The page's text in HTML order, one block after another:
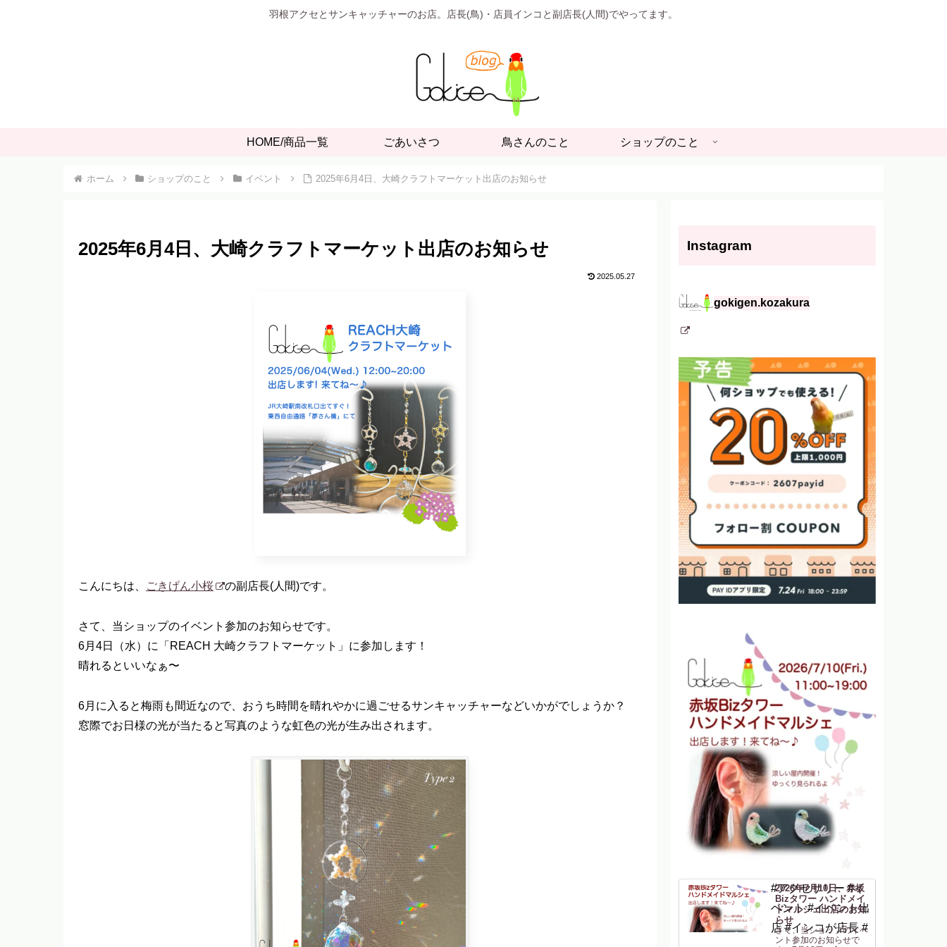
羽根アクセとサンキャッチャーのお店。店長(鳥)・店員インコと副店長(人間)でやってます。
HOME/商品一覧 ごあいさつ 鳥さんのこと ショップのこと
ホーム ショップのこと イベント 2025年6月4日、大崎クラフトマーケット出店のお知らせ
2025年6月4日、大崎クラフトマーケット出店のお知らせ
2025.05.27
こんにちは、 ごきげん小桜 の副店長(人間)です。
さて、当ショップのイベント参加のお知らせです。
6月4日（水）に「REACH 大崎クラフトマーケット」に参加します！
晴れるといいなぁ〜
6月に入ると梅雨も間近なので、おうち時間を晴れやかに過ごせるサンキャッチャーなどいかがでしょうか？
窓際でお日様の光が当たると写真のような虹色の光が生み出されます。
Instagram
gokigen.kozakura
2026年7月10日、赤坂
Bizタワー ハンドメイ
ドマルシェ出店のお知
らせ
さて、当ショップのイベ
ント参加のお知らせで
#アクセサリー #イ
ベント #イベント出
店 #インコが店長 #